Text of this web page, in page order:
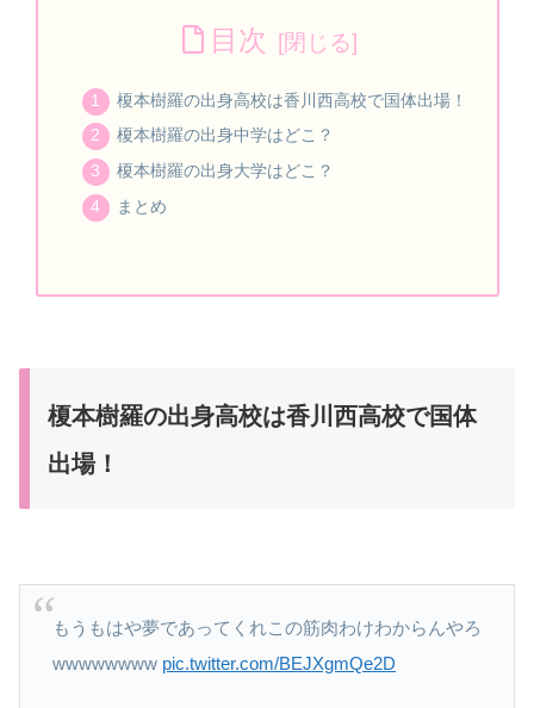
目次
榎本樹羅の出身高校は香川西高校で国体出場！
榎本樹羅の出身中学はどこ？
榎本樹羅の出身大学はどこ？
まとめ
榎本樹羅の出身高校は香川西高校で国体
出場！
もうもはや夢であってくれこの筋肉わけわからんやろ
wwwwwwww pic.twitter.com/BEJXgmQe2D